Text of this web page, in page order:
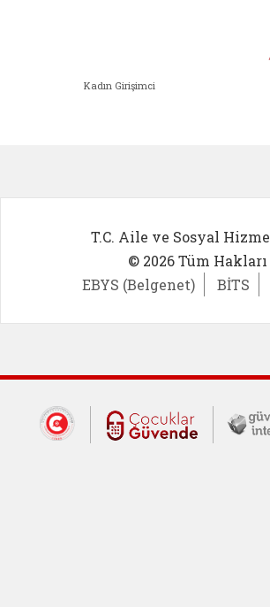
Kadın Girişimci
T.C. Aile ve Sosyal
© 2026 Tüm Hakları
EBYS (Belgenet)
BİTS
Dış Bağlantılar
Cumhurbaşkanlığı